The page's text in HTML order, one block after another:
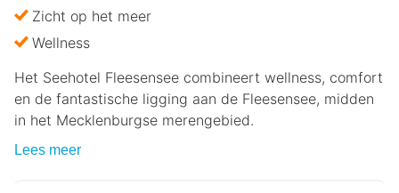
Zicht op het meer
Wellness
Het Seehotel Fleesensee combineert wellness, comfort
en de fantastische ligging aan de Fleesensee, midden
in het Mecklenburgse merengebied.
Lees meer